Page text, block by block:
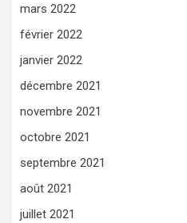
mars 2022
février 2022
janvier 2022
décembre 2021
novembre 2021
octobre 2021
septembre 2021
août 2021
juillet 2021